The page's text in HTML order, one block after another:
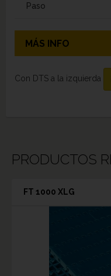
Paso
MÁS INFO
Con DTS a la izquierda
PRODUCTOS
FT 1000 XLG